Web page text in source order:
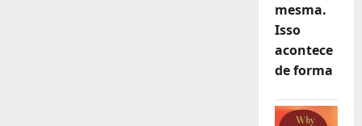
mesma.
Isso
acontece
de forma